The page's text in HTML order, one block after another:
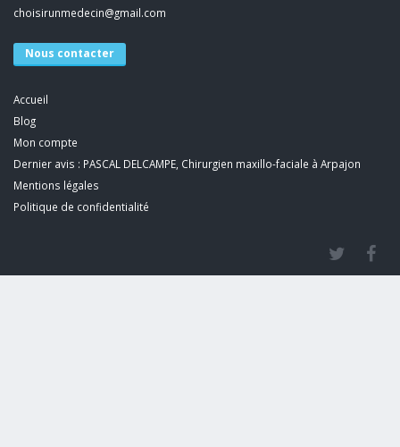
choisirunmedecin@gmail.com
Nous contacter
Accueil
Blog
Mon compte
Dernier avis : PASCAL DELCAMPE, Chirurgien maxillo-faciale à Arpajon
Mentions légales
Politique de confidentialité